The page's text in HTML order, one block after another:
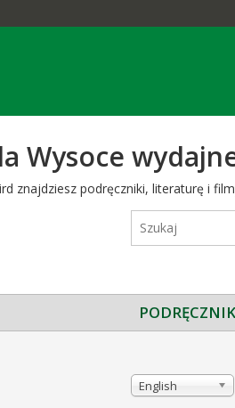
Wysoce
znajdziesz podręczniki, literaturę i
English